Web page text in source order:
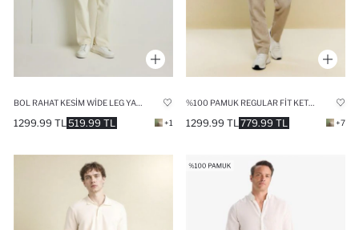
519.99 TL
1299.99 TL +1 779.99 TL
1299.99 TL +7